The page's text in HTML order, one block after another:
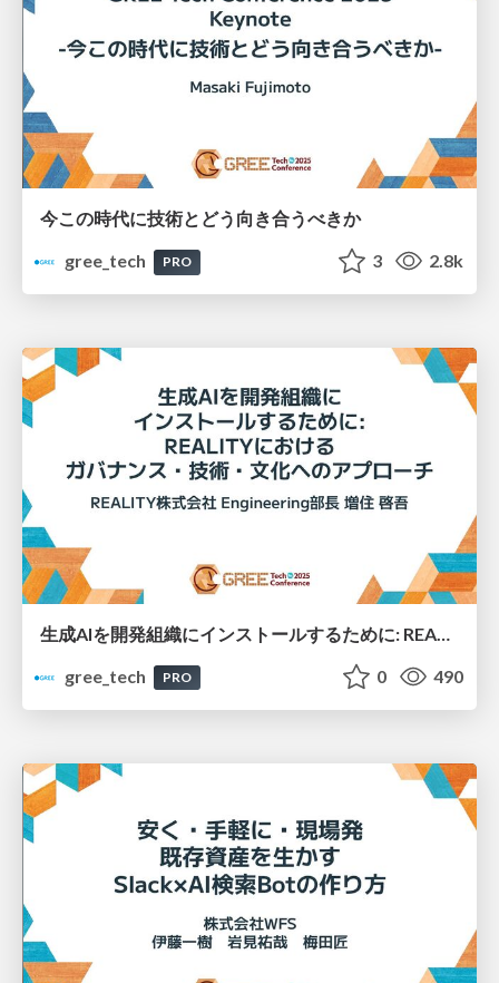
今この時代に技術とどう向き合うべきか
gree_tech
PRO 3 2.8k
生成AIを開発組織にインストールするために: REALITYにおけるガバナンス・技術・文化へのアプローチ
gree_tech
PRO 0 490